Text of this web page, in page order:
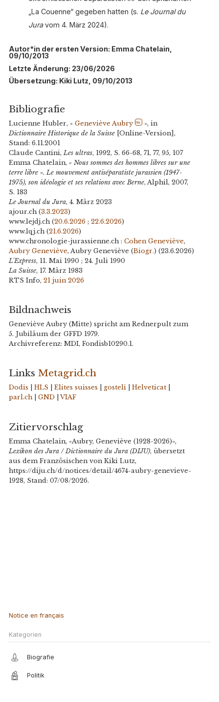
„La Couenne“ gegeben hatten (s. Le Journal du
Juravom 4. März 2024).
Autor*in der ersten Version: Emma Chatelain,
09/10/2013
Letzte Änderung: 23/06/2026
Übersetzung: Kiki Lutz, 09/10/2013
Bibliografie
Lucienne Hubler, « Geneviève Aubry hls », in
Dictionnaire Historique de la Suisse[Online-Version],
Stand: 6.11.2001
Claude Cantini, Les ultras, 1992, S. 66-68, 71, 77, 95, 107
Emma Chatelain, « Nous sommes des hommes libres sur une
terre libre ». Le mouvement antiséparatiste jurassien (1947-
1975), son idéologie et ses relations avec Berne, Alphil, 2007,
S. 183
Le Journal du Jura, 4. März 2023
ajour.ch (3.3.2023)
www.lejdj.ch (20.6.2026; 22.6.2026)
www.lqj.ch (21.6.2026)
www.chronologie-jurassienne.ch : Cohen Geneviève,
Aubry Geneviève, Aubry Geneviève (Biogr.) (23.6.2026)
L'Express, 11. Mai 1990 ; 24. Juli 1990
La Suisse, 17. März 1983
RTS Info, 21 juin 2026
Bildnachweis
Geneviève Aubry (Mitte) spricht am Rednerpult zum
5. Jubiläum der GFFD 1979.
Archivreferenz: MDI, Fondisb10290.1.
Links Metagrid.ch
Dodis HLS Elites suisses gosteli| Helveticat|
parl.ch| GND |VIAF
Zitiervorschlag
Emma Chatelain, «Aubry, Geneviève (1928-2026)»,
Lexikon des Jura / Dictionnaire du Jura (DIJU), übersetzt
aus dem Französischen von Kiki Lutz,
https://diju.ch/d/notices/detail/4674-aubry-genevieve-
1928, Stand: 07/08/2026.
Notice en français
Kategorien
Biografie
Politik